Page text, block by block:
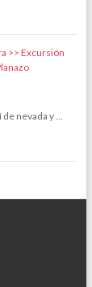
>> Excursión
nevada y …